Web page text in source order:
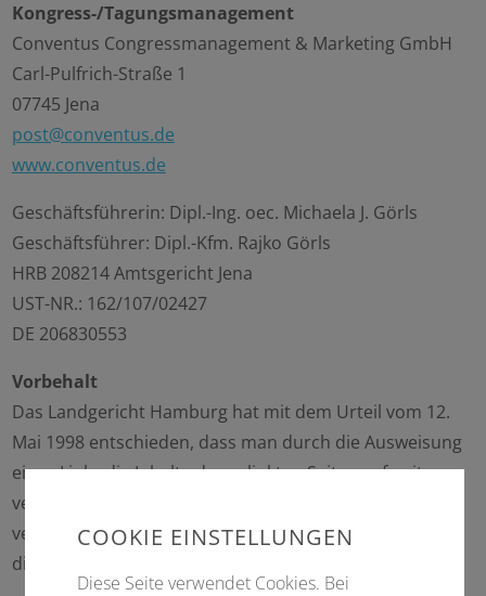
Kongress-/Tagungsmanagement
Conventus Congressmanagement & Marketing GmbH
Carl-Pulfrich-Straße 1
07745 Jena
post@conventus.de
www.conventus.de
Geschäftsführerin: Dipl.-Ing. oec. Michaela J. Görls
Geschäftsführer: Dipl.-Kfm. Rajko Görls
HRB 208214 Amtsgericht Jena
UST-NR.: 162/107/02427
DE 206830553
Vorbehalt
Das Landgericht Hamburg hat mit dem Urteil vom 12.
Mai 1998 entschieden, dass man durch die Ausweisung
eines Links die Inhalte der gelinkten Seiten ggf. mit zu
verantworten hat. Dies kann - so das LG - nur dadurch
verhindert werden, dass man sich ausdrücklich von
diesen Inhalten distanziert.
COOKIE EINSTELLUNGEN
Diese Seite verwendet Cookies. Bei